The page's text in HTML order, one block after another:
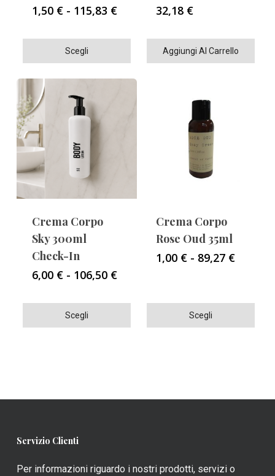
Scegli
prodotto
ha
più
varianti.
Le
opzioni
possono
essere
scelte
nella
pagina
del
prodotto
1,50 € - 115,83 €Fascia
prezzo:
1,50 €
a
Aggiungi Al Carrello
32,18 €
Scegli
prodotto
Le
scelte
Crema Corpo
Sky 300ml
Check-In
6,00 € - 106,50 €Fascia
prezzo:
6,00 €
Scegli
prodotto
Le
scelte
Crema Corpo
Rose Oud 35ml
1,00 € - 89,27 €Fascia
a
Servizio Clienti
Per informazioni riguardo i nostri prodotti, servizi o